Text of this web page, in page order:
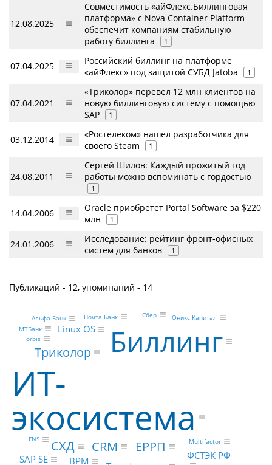
12.08.2025
Совместимость «айФлекс.Биллинговая
платформа» с Nova Container Platform
обеспечит компаниям стабильную
работу биллинга
1
07.04.2025
Российский биллинг на платформе
«айФлекс» под защитой СУБД Jatoba
1
07.04.2021
«Триколор» перевел 12 млн клиентов на
новую биллинговую систему с помощью
SAP
1
03.12.2014
«Ростелеком» нашел разработчика для
своего Steam
1
24.08.2011
Сергей Шилов: Каждый прожитый год
работы можно вспоминать с гордостью
1
14.04.2006
Oracle приобретет Portal Software за $220
млн
1
24.01.2006
Исследование: рейтинг фронт-офисных
систем для банков
1
Публикаций - 12, упоминаний - 14
ИТ-
экосистема
Биллинг
Триколор
СХД CRM ЕРРП
SAP SE ФСТЭК РФ
BPM
Linux OS
Multifactor
Forbis
FNS
МТБанк
Оникс Капитал
Сбер
Почта Банк
Альфа-Банк